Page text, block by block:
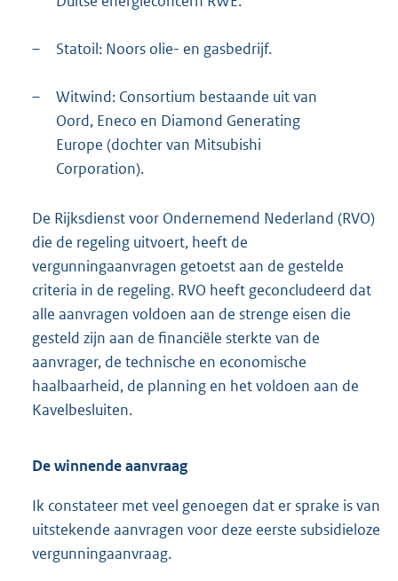
– Statoil: Noors olie- en gasbedrijf.
–
Witwind: Consortium bestaande uit van
Oord, Eneco en Diamond Generating
Europe (dochter van Mitsubishi
Corporation).
De Rijksdienst voor Ondernemend Nederland (RVO)
die de regeling uitvoert, heeft de
vergunningaanvragen getoetst aan de gestelde
criteria in de regeling. RVO heeft geconcludeerd dat
alle aanvragen voldoen aan de strenge eisen die
gesteld zijn aan de financiële sterkte van de
aanvrager, de technische en economische
haalbaarheid, de planning en het voldoen aan de
Kavelbesluiten.
De winnende aanvraag
Ik constateer met veel genoegen dat er sprake is van
uitstekende aanvragen voor deze eerste subsidieloze
vergunningaanvraag.